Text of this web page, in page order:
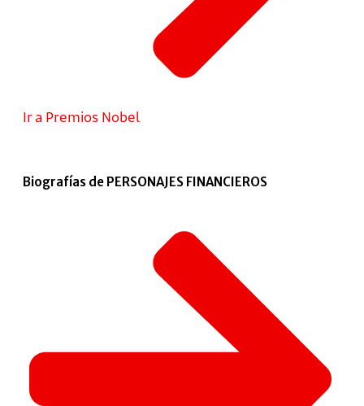
Ir a Premios Nobel
Biografías de PERSONAJES FINANCIEROS